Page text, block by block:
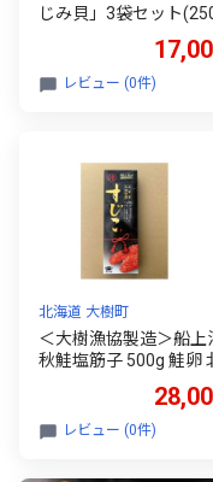
じみ貝」3袋セット
レビュー (0件)
北海道 大樹町
＜大樹漁協製造＞船上
秋鮭塩筋子 500g 鮭卵
レビュー (0件)